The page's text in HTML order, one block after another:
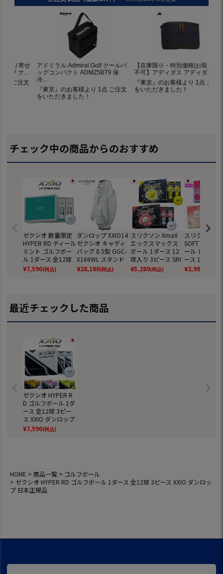
チェック中の商品からのおすすめ
ゼクシオ 数量限定
HYPER RD ティール
ミント ゴルフボー
ル 1ダース 全12球
3ピース XXIO ダン
ロップ 日本正規品
¥7,590(税込)
ダンロップ XXIO14
ゼクシオ キャディ
バッグ 8.5型 GGC-
X166WL スタンド
バッグ レディース 2
026年モデル ダン
¥28,160(税込)
スリクソン XmaX
エックスマックス
ボール 1ダース 12
球入り 3ピース SRI
XON ゴルフ ボール
日本正規品 2026年
¥5,280(税込)
スリクソン
SOFT FEEL
ール レディー
ース 1ダース
入り SRIXON
トフィール
¥2,904
最近チェックした商品
ゼクシオ HYPER R
D ゴルフボール 1ダ
ース 全12球 3ピー
ス XXIO ダンロップ
日本正規品
¥7,590(税込)
HOME 商品一覧
ゴルフボール
ゼクシオ HYPER RD ゴルフボール 1ダース 全12球 3ピース XXIO ダンロッ
プ 日本正規品